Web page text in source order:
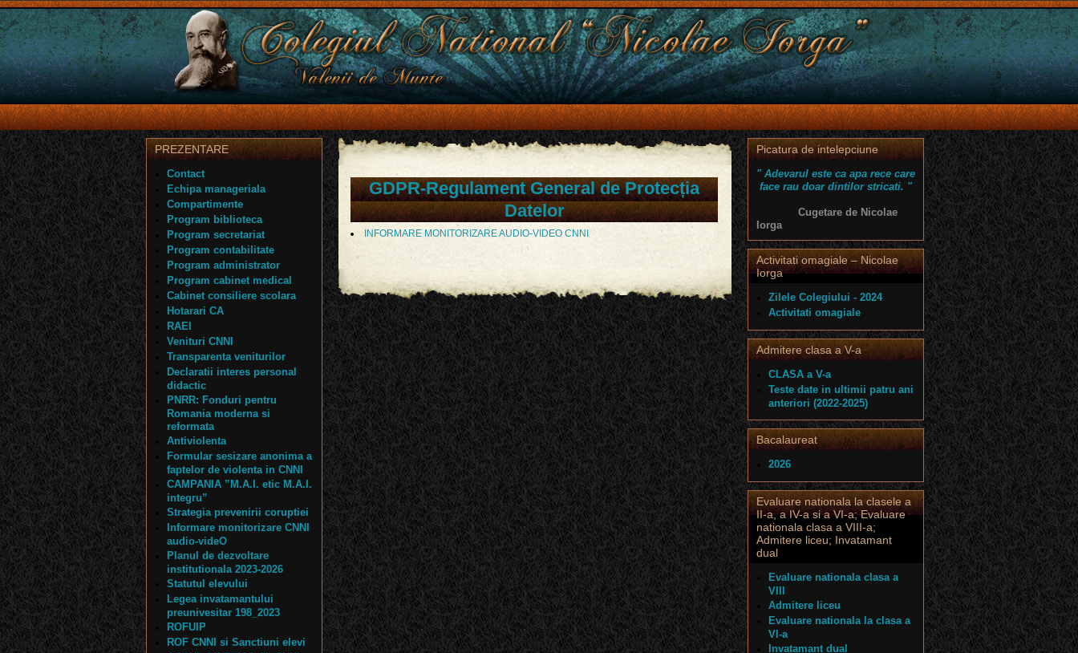
GDPR-Regulament General de Protecția
Datelor
INFORMARE MONITORIZARE AUDIO-VIDEO CNNI
PREZENTARE
Contact
Echipa manageriala
Compartimente
Program biblioteca
Program secretariat
Program contabilitate
Program administrator
Program cabinet medical
Cabinet consiliere scolara
Hotarari CA
RAEI
Venituri CNNI
Transparenta veniturilor
Declaratii interes personal
didactic
PNRR: Fonduri pentru
Romania moderna si
reformata
Antiviolenta
Formular sesizare anonima a
faptelor de violenta in CNNI
CAMPANIA ”M.A.I. etic M.A.I.
integru”
Strategia prevenirii coruptiei
Informare monitorizare CNNI
audio-videO
Planul de dezvoltare
institutionala 2023-2026
Statutul elevului
Legea invatamantului
preunivesitar 198_2023
ROFUIP
ROF CNNI si Sanctiuni elevi
Picatura de intelepciune
" Adevarul este ca apa rece care
face rau doar dintilor stricati. "
Cugetare de Nicolae
Iorga
Activitati omagiale – Nicolae
Iorga
Zilele Colegiului - 2024
Activitati omagiale
Admitere clasa a V-a
CLASA a V-a
Teste date in ultimii patru ani
anteriori (2022-2025)
Bacalaureat
2026
Evaluare nationala la clasele a
II-a, a IV-a si a VI-a; Evaluare
nationala clasa a VIII-a;
Admitere liceu; Invatamant
dual
Evaluare nationala clasa a
VIII
Admitere liceu
Evaluare nationala la clasa a
VI-a
Invatamant dual